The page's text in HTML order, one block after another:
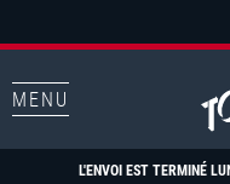
MENU
L'ENVOI EST TERMINÉ